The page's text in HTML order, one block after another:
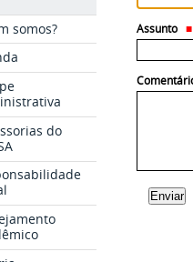
somos?
do
Assunto